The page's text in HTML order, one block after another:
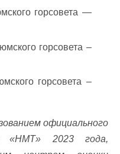
горсовета —
горсовета –
горсовета –
официального
«НМТ» 2023 года,